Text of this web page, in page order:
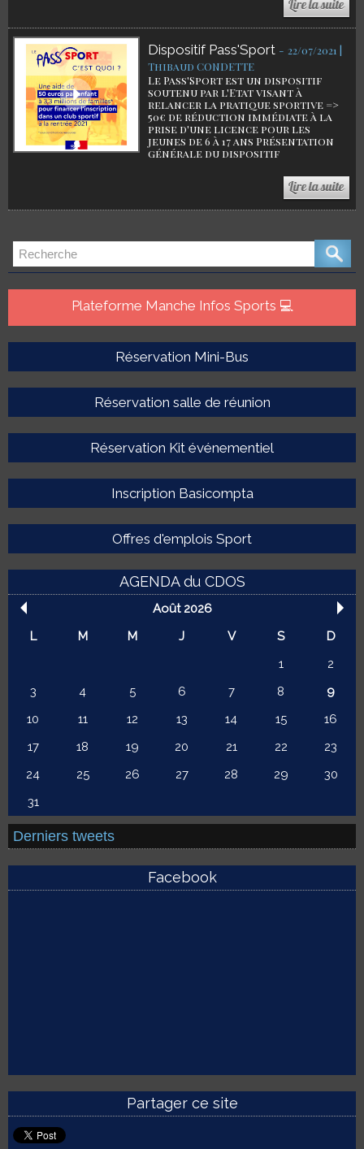
Dispositif Pass'Sport - 22/07/2021 |
Thibaud CONDETTE
Le Pass'Sport est un dispositif
soutenu par l'Etat visant à
relancer la pratique sportive =>
50€ de réduction immédiate à la
prise d'une licence pour les
jeunes de 6 à 17 ans Présentation
générale du dispositif
Plateforme Manche Infos Sports 💻
Réservation Mini-Bus
Réservation salle de réunion
Réservation Kit événementiel
Inscription Basicompta
Offres d'emplois Sport
AGENDA du CDOS
Août 2026
L
M M J V S
D
1
2
3
4 5 6 7 8
9
10
11 12 13 14 15
16
17
18 19 20 21 22
23
24
25 26 27 28 29
30
31
Derniers tweets
Facebook
Partager ce site